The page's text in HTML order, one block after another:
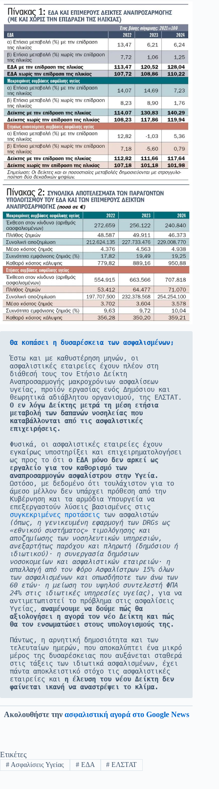
Θα κοπάσει η δυσαρέσκεια των ασφαλισμένων;
Έστω και με καθυστέρηση μηνών, οι
ασφαλιστικές εταιρείες έχουν πλέον στη
διάθεσή τους τον Ετήσιο Δείκτη
Αναπροσαρμογής μακροχρόνιων ασφαλίσεων
υγείας, προϊόν εργασίας ενός Δημόσιου και
Ο εν λόγω Δείκτης μετρά τη μέση ετήσια
μεταβολή των δαπανών νοσηλείας που
καταβάλλονται από τις ασφαλιστικές
επιχειρήσεις.
Φυσικά, οι ασφαλιστικές εταιρείες έχουν
εγκαίρως υποστηρίξει και επιχειρηματολογήσει
ως προς το ότι ο ΕΔΑ μόνο δεν αρκεί ως
εργαλείο για τον καθορισμό των
αναπροσαρμογών ασφαλίστρου στην Υγεία.
Ωστόσο, με δεδομένο ότι τουλάχιστον για το
άμεσο μέλλον δεν υπάρχει πρόθεση από την
Κυβέρνηση και τα αρμόδια Υπουργεία να
συγκεκριμένες προτάσεις
(όπως, η γενικευμένη εφαρμογή των DRGs ως
«εθνικού συστήματος» τιμολόγησης και
αποζημίωσης των νοσηλευτικών υπηρεσιών,
ανεξαρτήτως παρόχου και πληρωτή (δημόσιου ή
ιδιωτικού)· η συνεργασία δημόσιων
νοσοκομείων και ασφαλιστικών εταιρειών· η
απαλλαγή από τον Φόρο Ασφαλίστρων 15% όλων
των ασφαλισμένων και οπωσδήποτε των άνω των
60 ετών· η μείωση του υψηλού συντελεστή ΦΠΑ
24% στις ιδιωτικές υπηρεσίες υγείας) , για να
αντιμετωπιστεί το πρόβλημα στις ασφαλίσεις
Υγείας,
αναμένουμε να δούμε πώς θα
αξιολογήσει η αγορά τον νέο Δείκτη και πώς
θα τον ενσωματώσει στους υπολογισμούς της.
Πάντως, η αρνητική δημοσιότητα και των
τελευταίων ημερών, που αποκαλύπτει ένα μικρό
μέρος της δυσαρέσκειας που αυξάνεται σταθερά
στις τάξεις των ιδιωτικά ασφαλισμένων, έχει
πάντα αποκλειστικό στόχο τις ασφαλιστικές
εταιρείες και η έλευση του νέου Δείκτη δεν
φαίνεται ικανή να αναστρέψει το κλίμα.
Ακολουθήστε την ασφαλιστική αγορά στο Google News
Ετικέτες
#Ασφαλίσεις Υγείας #ΕΔΑ # ΕΛΣΤΑΤ